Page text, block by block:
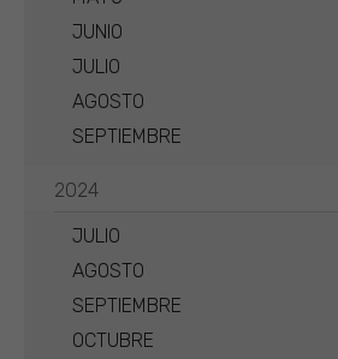
JUNIO
JULIO
AGOSTO
SEPTIEMBRE
2024
JULIO
AGOSTO
SEPTIEMBRE
OCTUBRE